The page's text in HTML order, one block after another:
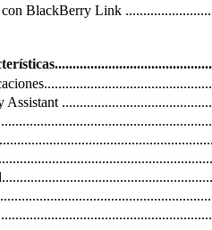
BlackBerry Link
Assistant